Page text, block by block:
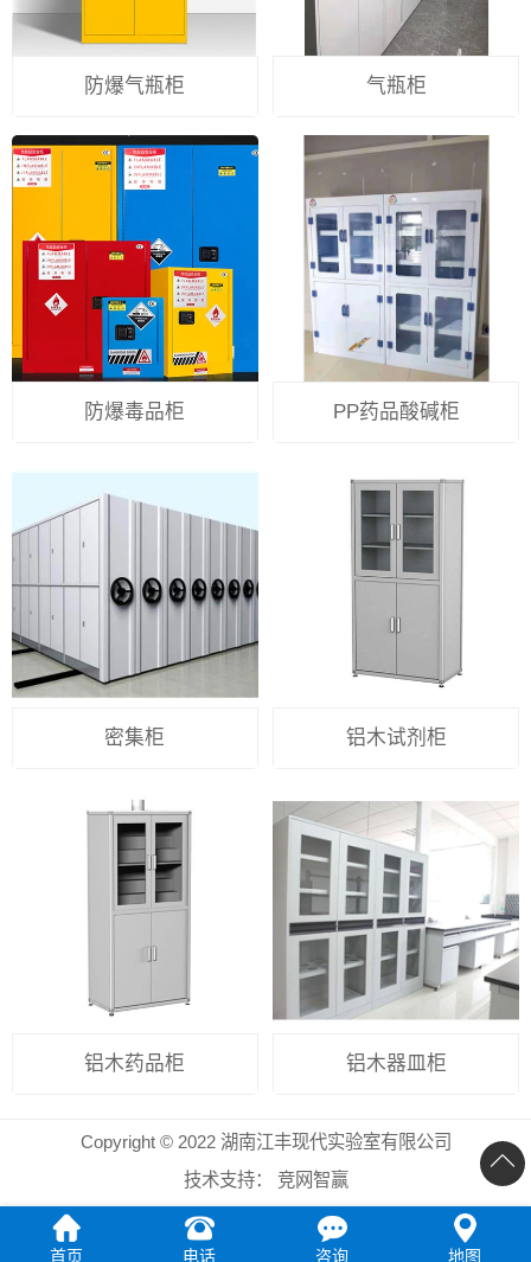
防爆气瓶柜 气瓶柜
防爆毒品柜 PP药品酸碱柜
密集柜 铝木试剂柜
铝木药品柜 铝木器皿柜
首页 电话 咨询 地图
Copyright © 2022 湖南江丰现代实验室有限公司
技术支持：
竞网智赢